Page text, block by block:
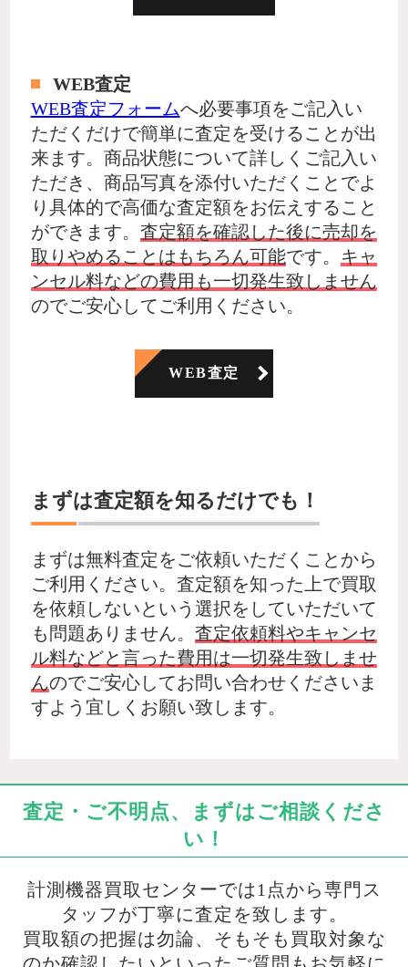
WEB査定
WEB査定フォームへ必要事項をご記入い
ただくだけで簡単に査定を受けることが出
来ます。商品状態について詳しくご記入い
ただき、商品写真を添付いただくことでよ
り具体的で高価な査定額をお伝えすること
ができます。 査定額を確認した後に売却を
取りやめることはもちろん可能です。
キャ
ンセル料などの費用も一切発生致しません
のでご安心してご利用ください。
WEB査定
まずは査定額を知るだけでも！
まずは無料査定をご依頼いただくことから
ご利用ください。査定額を知った上で買取
を依頼しないという選択をしていただいて
も問題ありません。 査定依頼料やキャンセ
ル料などと言った費用は一切発生致しませ
んのでご安心してお問い合わせくださいま
すよう宜しくお願い致します。
査定・ご不明点、まずはご相談くださ
い！
計測機器買取センターでは1点から専門ス
タッフが丁寧に査定を致します。
買取額の把握は勿論、そもそも買取対象な
のか確認したいといったご質問もお気軽に